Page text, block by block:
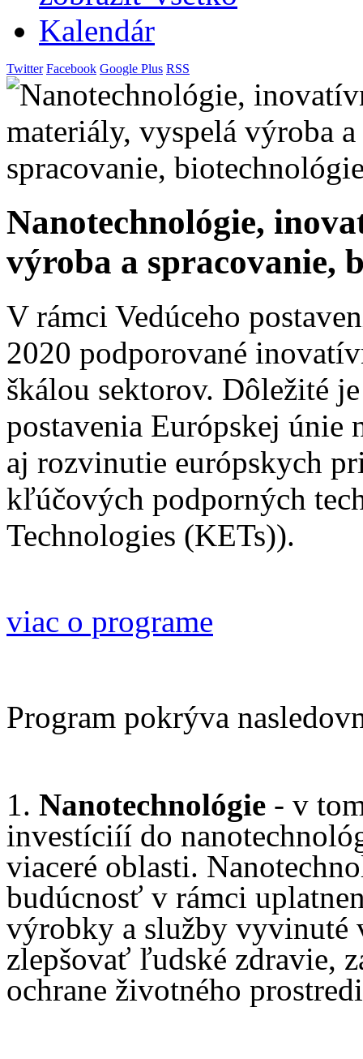
Kalendár
Twitter Facebook Google Plus RSS
Nanotechnológie,
výroba a spracovanie,
V rámci Vedúceho
2020 podporované
škálou sektorov. Dôležité
postavenia Európskej
aj rozvinutie európskych
kľúčových podporných
Technologies (KETs)).
viac o programe
Program pokrýva
1. Nanotechnológie - v
investíciíí do
viaceré oblasti.
budúcnosť v rámci
výrobky a služby vyvinuté
zlepšovať ľudské zdravie,
ochrane životného